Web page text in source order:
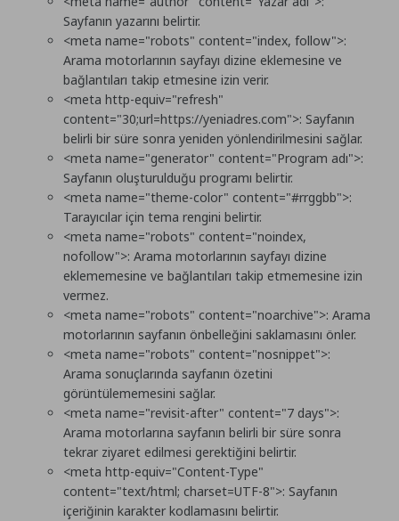
Sayfanın yazarını belirtir.
<meta name="robots" content="index, follow">:
Arama motorlarının sayfayı dizine eklemesine ve
bağlantıları takip etmesine izin verir.
<meta http-equiv="refresh"
content="30;url=https://yeniadres.com">: Sayfanın
belirli bir süre sonra yeniden yönlendirilmesini sağlar.
<meta name="generator" content="Program adı">:
Sayfanın oluşturulduğu programı belirtir.
<meta name="theme-color" content="#rrggbb">:
Tarayıcılar için tema rengini belirtir.
<meta name="robots" content="noindex,
nofollow">: Arama motorlarının sayfayı dizine
eklememesine ve bağlantıları takip etmemesine izin
vermez.
<meta name="robots" content="noarchive">: Arama
motorlarının sayfanın önbelleğini saklamasını önler.
<meta name="robots" content="nosnippet">:
Arama sonuçlarında sayfanın özetini
görüntülememesini sağlar.
<meta name="revisit-after" content="7 days">:
Arama motorlarına sayfanın belirli bir süre sonra
tekrar ziyaret edilmesi gerektiğini belirtir.
<meta http-equiv="Content-Type"
content="text/html; charset=UTF-8">: Sayfanın
içeriğinin karakter kodlamasını belirtir.